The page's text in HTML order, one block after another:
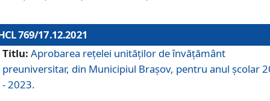
769/17.12.2021
Titlu: Aprobarea reţelei unităţilor de învăţământ
preuniversitar, din Municipiul Braşov, pentru anul şcolar
- 2023.